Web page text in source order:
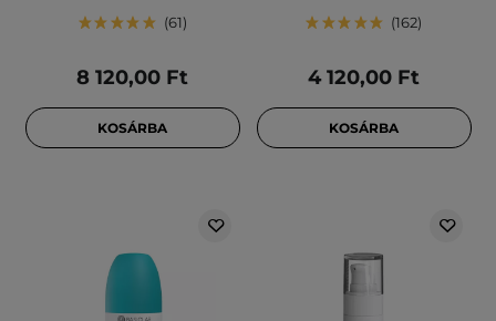
61
8 120,00 Ft
KOSÁRBA
162
4 120,00 Ft
KOSÁRBA